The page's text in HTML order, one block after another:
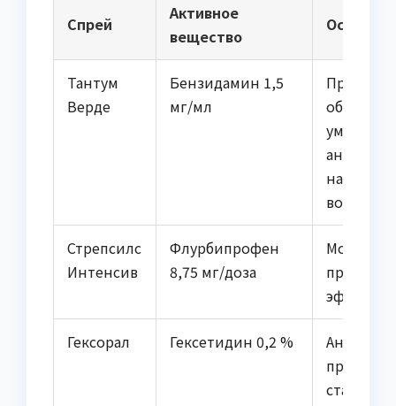
Спрей
Активное
вещество
Тантум
Верде
Бензидамин 1,5
мг/мл
умеренно
Стрепсилс
Интенсив
Флурбипрофен
8,75 мг/доза
Мощное
эффект
Гексорал Гексетидин 0,2 %